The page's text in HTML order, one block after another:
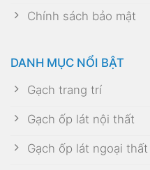
Chính sách bảo mật
DANH MỤC NỔI BẬT
Gạch trang trí
Gạch ốp lát nội thất
Gạch ốp lát ngoại thất